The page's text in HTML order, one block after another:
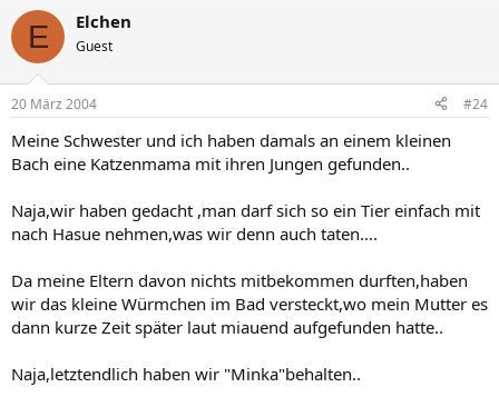
E Elchen
Guest
20 März 2004 #24
Meine Schwester und ich haben damals an einem kleinen
Bach eine Katzenmama mit ihren Jungen gefunden..
Naja,wir haben gedacht ,man darf sich so ein Tier einfach mit
nach Hasue nehmen,was wir denn auch taten....
Da meine Eltern davon nichts mitbekommen durften,haben
wir das kleine Würmchen im Bad versteckt,wo mein Mutter es
dann kurze Zeit später laut miauend aufgefunden hatte..
Naja,letztendlich haben wir "Minka"behalten..